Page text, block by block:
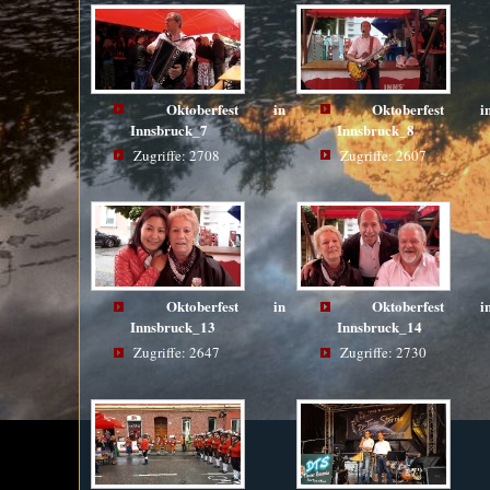
Oktoberfest in
Innsbruck_7
Zugriffe: 2708
Oktoberfest
Innsbruck_8
Zugriffe: 2607
Oktoberfest in
Innsbruck_13
Zugriffe: 2647
Oktoberfest
Innsbruck_14
Zugriffe: 2730